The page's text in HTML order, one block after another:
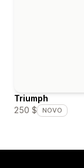
Triumph
250 $
NOVO